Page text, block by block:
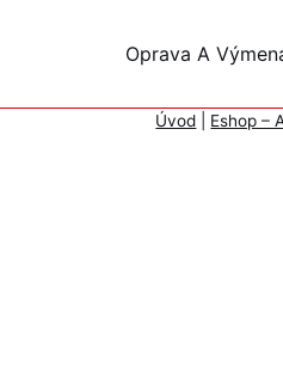
Oprava A
Úvod Eshop –